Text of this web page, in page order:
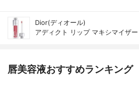
Dior(ディオール)
アディクト リップ マキシマイザー
唇美容液おすすめランキング